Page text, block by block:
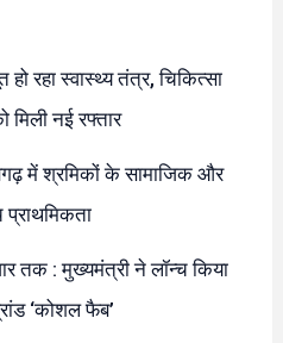
रहा स्वास्थ्य तंत्र, चिकित्सा
मिली नई रफ्तार
में श्रमिकों के सामाजिक और
तक : मुख्यमंत्री ने लॉन्च किया
‘कोशल फैब’